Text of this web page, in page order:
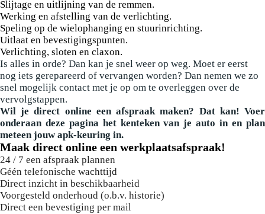
Slijtage en uitlijning van de remmen.
Werking en afstelling van de verlichting.
Speling op de wielophanging en stuurinrichting.
Uitlaat en bevestigingspunten.
Verlichting, sloten en claxon.
Is alles in orde? Dan kan je snel weer op weg. Moet er eerst
nog iets gerepareerd of vervangen worden? Dan nemen we zo
snel mogelijk contact met je op om te overleggen over de
vervolgstappen.
Wil je direct online een afspraak maken? Dat kan! Voer
onderaan deze pagina het kenteken van je auto in en plan
meteen jouw apk-keuring in.
Maak direct online een werkplaatsafspraak!
24 / 7 een afspraak plannen
Géén telefonische wachttijd
Direct inzicht in beschikbaarheid
Voorgesteld onderhoud (o.b.v. historie)
Direct een bevestiging per mail